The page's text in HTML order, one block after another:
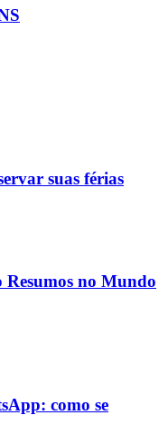
suas férias
Resumos no Mundo
como se